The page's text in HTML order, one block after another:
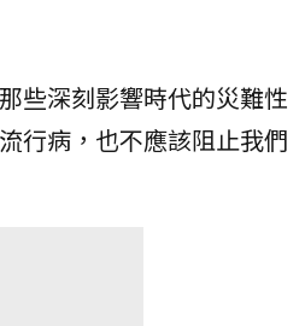
些深刻影響時代的災難性
行病，也不應該阻止我們